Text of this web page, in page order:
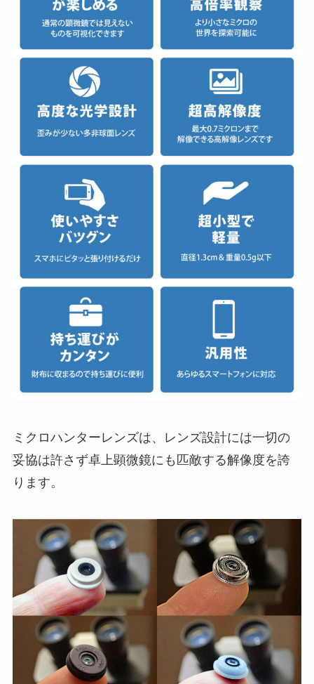
ミクロハンターレンズは、レンズ設計には一切の
妥協は許さず卓上顕微鏡にも匹敵する解像度を誇
ります。